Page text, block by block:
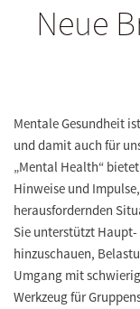
Neue
Mentale Gesundheit
und damit auch für
„Mental Health“
Hinweise und
herausfordernden
Sie unterstützt
hinzuschauen,
Umgang mit
Werkzeug für